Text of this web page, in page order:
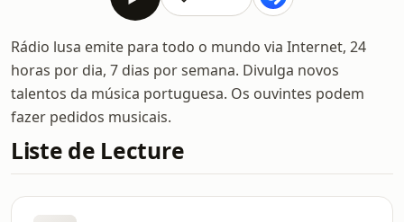
Rádio lusa emite para todo o mundo via Internet, 24
horas por dia, 7 dias por semana. Divulga novos
talentos da música portuguesa. Os ouvintes podem
fazer pedidos musicais.
Liste de Lecture